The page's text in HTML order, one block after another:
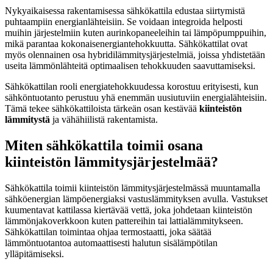
Nykyaikaisessa rakentamisessa sähkökattila edustaa siirtymistä
puhtaampiin energianlähteisiin. Se voidaan integroida helposti
muihin järjestelmiin kuten aurinkopaneeleihin tai lämpöpumppuihin,
mikä parantaa kokonaisenergiantehokkuutta. Sähkökattilat ovat
myös olennainen osa hybridilämmitysjärjestelmiä, joissa yhdistetään
useita lämmönlähteitä optimaalisen tehokkuuden saavuttamiseksi.
Sähkökattilan rooli energiatehokkuudessa korostuu erityisesti, kun
sähköntuotanto perustuu yhä enemmän uusiutuviin energialähteisiin.
Tämä tekee sähkökattiloista tärkeän osan kestävää kiinteistön
lämmitystä ja vähähiilistä rakentamista.
Miten sähkökattila toimii osana
kiinteistön lämmitysjärjestelmää?
Sähkökattila toimii kiinteistön lämmitysjärjestelmässä muuntamalla
sähköenergian lämpöenergiaksi vastuslämmityksen avulla. Vastukset
kuumentavat kattilassa kiertävää vettä, joka johdetaan kiinteistön
lämmönjakoverkkoon kuten pattereihin tai lattialämmitykseen.
Sähkökattilan toimintaa ohjaa termostaatti, joka säätää
lämmöntuotantoa automaattisesti halutun sisälämpötilan
ylläpitämiseksi.